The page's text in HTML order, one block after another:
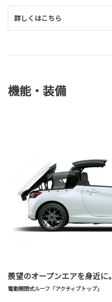
詳しくはこちら
機能・装備
羨望のオープンエアを身近に。
電動開閉式ルーフ「アクティブトップ」